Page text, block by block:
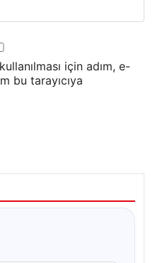
için adım, e-
bu tarayıcıya